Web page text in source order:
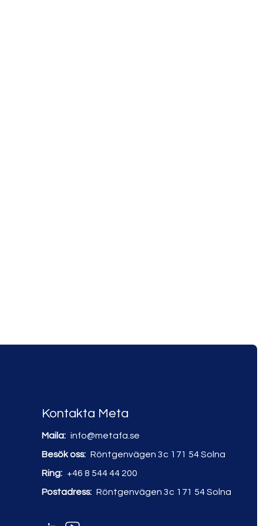
Kontakta Meta
Maila: info@metafa.se
Besök oss: Röntgenvägen 3c 171 54 Solna
Ring: +46 8 544 44 200
Postadress: Röntgenvägen 3c 171 54 Solna